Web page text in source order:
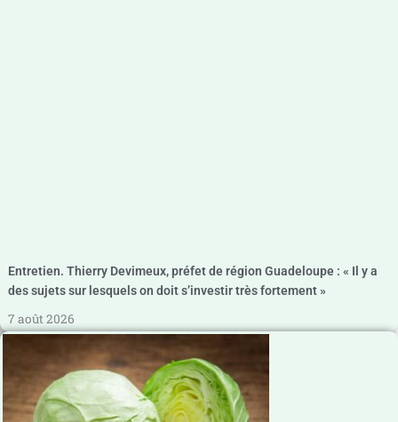
Entretien. Thierry Devimeux, préfet de région Guadeloupe : « Il y a
des sujets sur lesquels on doit s’investir très fortement »
7 août 2026